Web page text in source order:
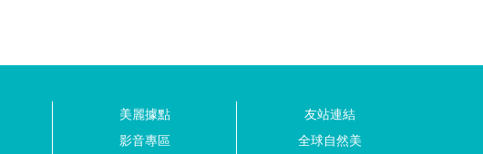
美麗據點
影音專區
友站連結
全球自然美